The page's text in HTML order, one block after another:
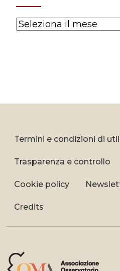
Archives
Termini e condizioni di
Trasparenza e controllo
Cookie policy
Credits